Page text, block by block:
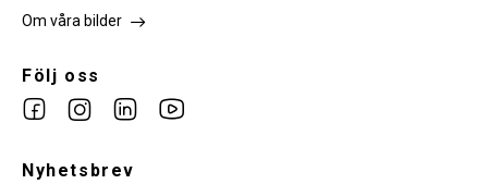
Om våra bilder
Följ oss
facebookinstagramLinkedin
Nyhetsbrev